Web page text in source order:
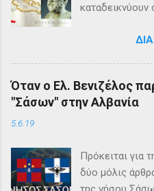
καταδεικνύουν
γνωστό με την
τη τοπική
που αναφέρει
μεγάλη
θέση της
Όταν ο Ελ. Βενιζέλος
"Σάσων" στην Αλβανία
5.6.19
Πρόκειται για
δύο μόλις